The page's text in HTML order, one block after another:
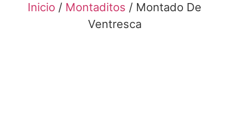
Inicio / Montaditos / Montado De
Ventresca